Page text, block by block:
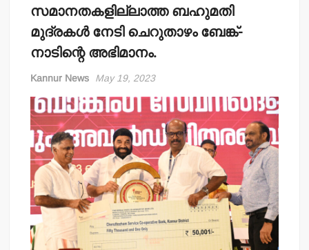
സമാനതകളില്ലാത്ത ബഹുമതി
മുദ്രകള്‍ നേടി ചെറുതാഴം ബേങ്ക്-
നാടിന്റെ അഭിമാനം.
Kannur News May 19, 2023